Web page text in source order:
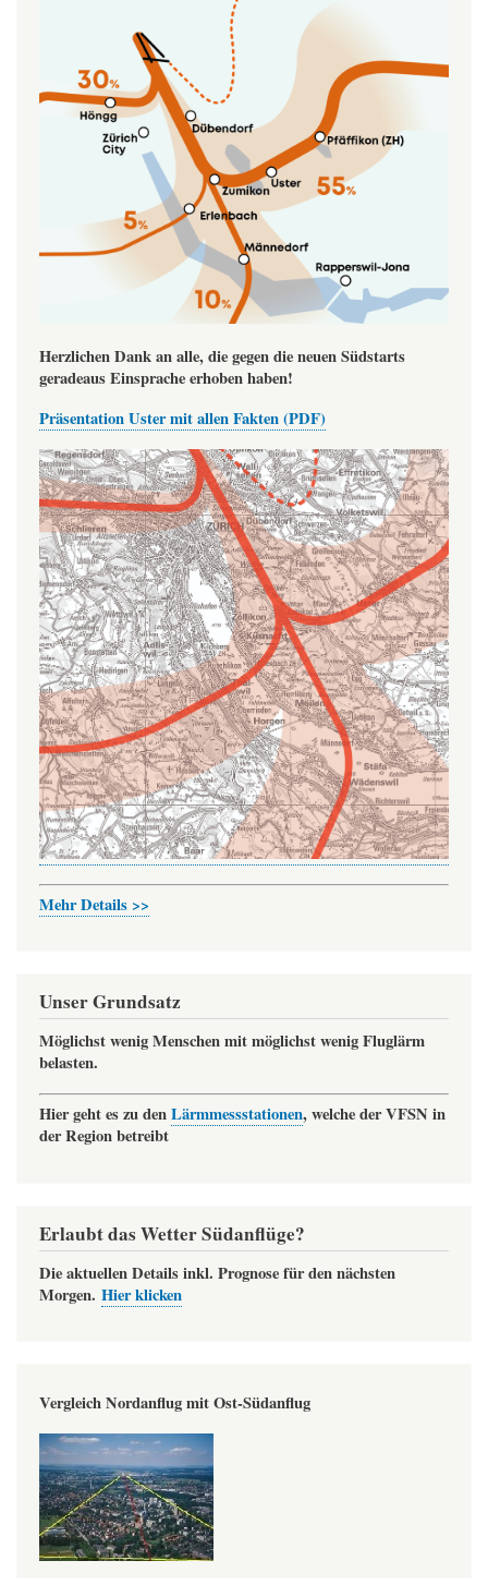
Herzlichen Dank an alle, die gegen die neuen Südstarts
geradeaus Einsprache erhoben haben!
Präsentation Uster mit allen Fakten (PDF)
Mehr Details >>
Unser Grundsatz
Möglichst wenig Menschen mit möglichst wenig Fluglärm
belasten.
Hier geht es zu denLärmmessstationen, welche der VFSN in
der Region betreibt
Erlaubt das Wetter Südanflüge?
Die aktuellen Details inkl. Prognose für den nächsten
Morgen. Hier klicken
Vergleich Nordanflug mit Ost-Südanflug